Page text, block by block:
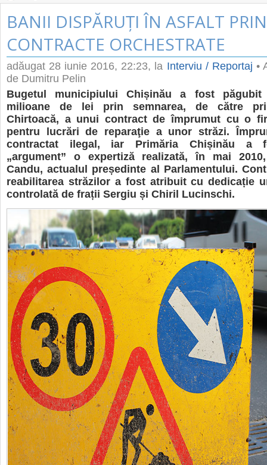
BANII DISPĂRUȚI ÎN ASFALT PRIN
CONTRACTE ORCHESTRATE
adăugat 28 iunie 2016, 22:23, la Interviu / Reportaj •
de Dumitru Pelin
Bugetul municipiului Chișinău a fost
milioane de lei prin semnarea, de către
Chirtoacă, a unui contract de împrumut cu o
pentru lucrări de reparaţie a unor străzi.
contractat ilegal, iar Primăria Chișinău a
„argument” o expertiză realizată, în mai
Candu, actualul președinte al Parlamentului.
reabilitarea străzilor a fost atribuit cu dedicație
controlată de frații Sergiu și Chiril Lucinschi.